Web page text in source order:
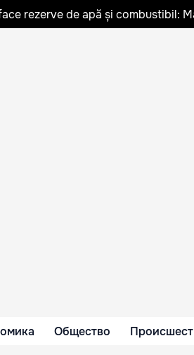
rezerve de apă și combustibil:
Общество